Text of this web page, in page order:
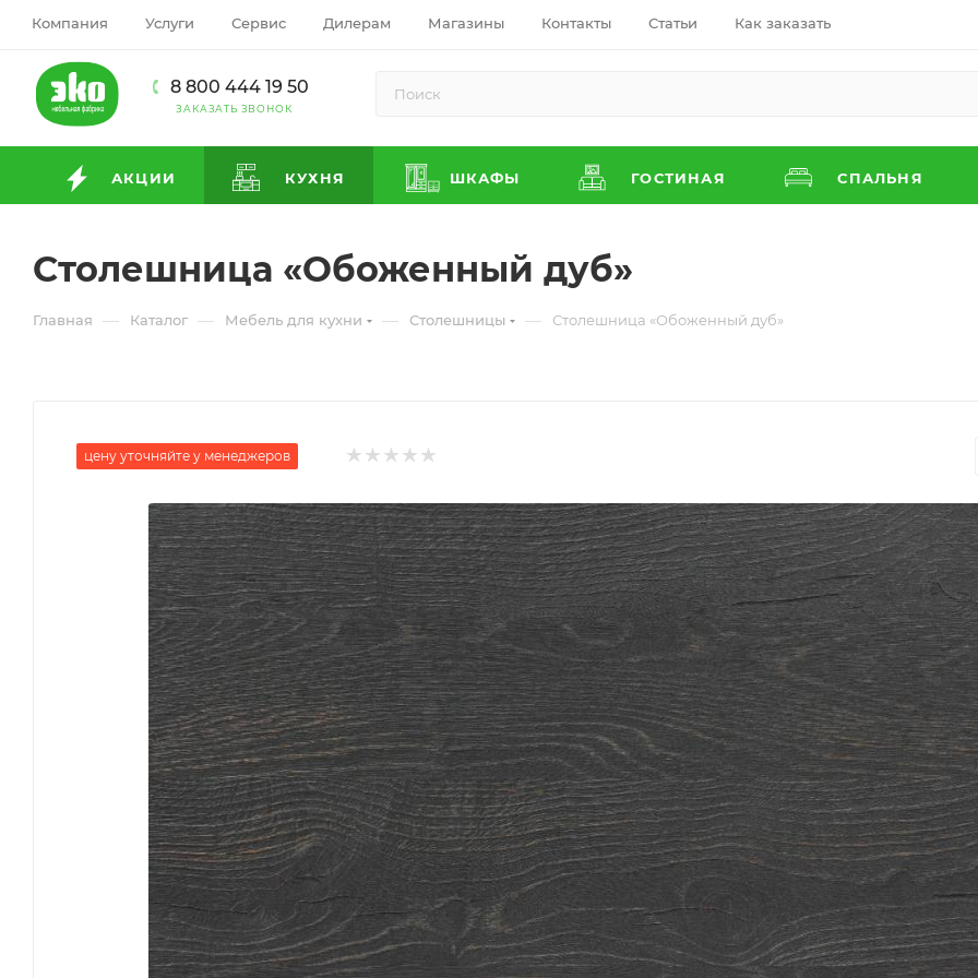
Компания Услуги Сервис Дилерам Магазины Контакты Статьи Как заказать
8 800 444 19 50
ЗАКАЗАТЬ ЗВОНОК
АКЦИИ КУХНЯ ШКАФЫ ГОСТИНАЯ СПАЛЬНЯ
Столешница «Обоженный дуб»
Главная — Каталог — Мебель для кухни — Столешницы — Столешница «Обоженный дуб»
цену уточняйте у менеджеров